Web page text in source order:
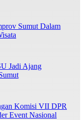
Sumut Dalam
Jadi Ajang
Komisi VII DPR
Event Nasional